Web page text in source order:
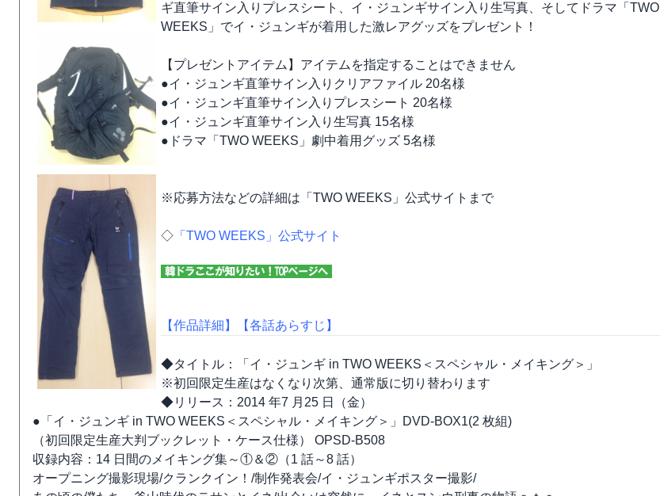
ギ直筆サイン入りプレスシート、イ・ジュンギサイン入り生写真、そしてドラマ「TWO
WEEKS」でイ・ジュンギが着用した激レアグッズをプレゼント！
【プレゼントアイテム】アイテムを指定することはできません
●イ・ジュンギ直筆サイン入りクリアファイル 20名様
●イ・ジュンギ直筆サイン入りプレスシート 20名様
●イ・ジュンギ直筆サイン入り生写真 15名様
●ドラマ「TWO WEEKS」劇中着用グッズ 5名様
※応募方法などの詳細は「TWO WEEKS」公式サイトまで
◇ 「TWO WEEKS」公式サイト
【作品詳細】 【各話あらすじ】
◆タイトル：「イ・ジュンギ in TWO WEEKS＜スペシャル・メイキング＞」
※初回限定生産はなくなり次第、通常版に切り替わります
◆リリース：2014 年7 月25 日（金）
●「イ・ジュンギ in TWO WEEKS＜スペシャル・メイキング＞」DVD-BOX1(2 枚組)
（初回限定生産大判ブックレット・ケース仕様） OPSD-B508
収録内容：14 日間のメイキング集～①＆②（1 話～8 話）
オープニング撮影現場/クランクイン！/制作発表会/イ・ジュンギポスター撮影/